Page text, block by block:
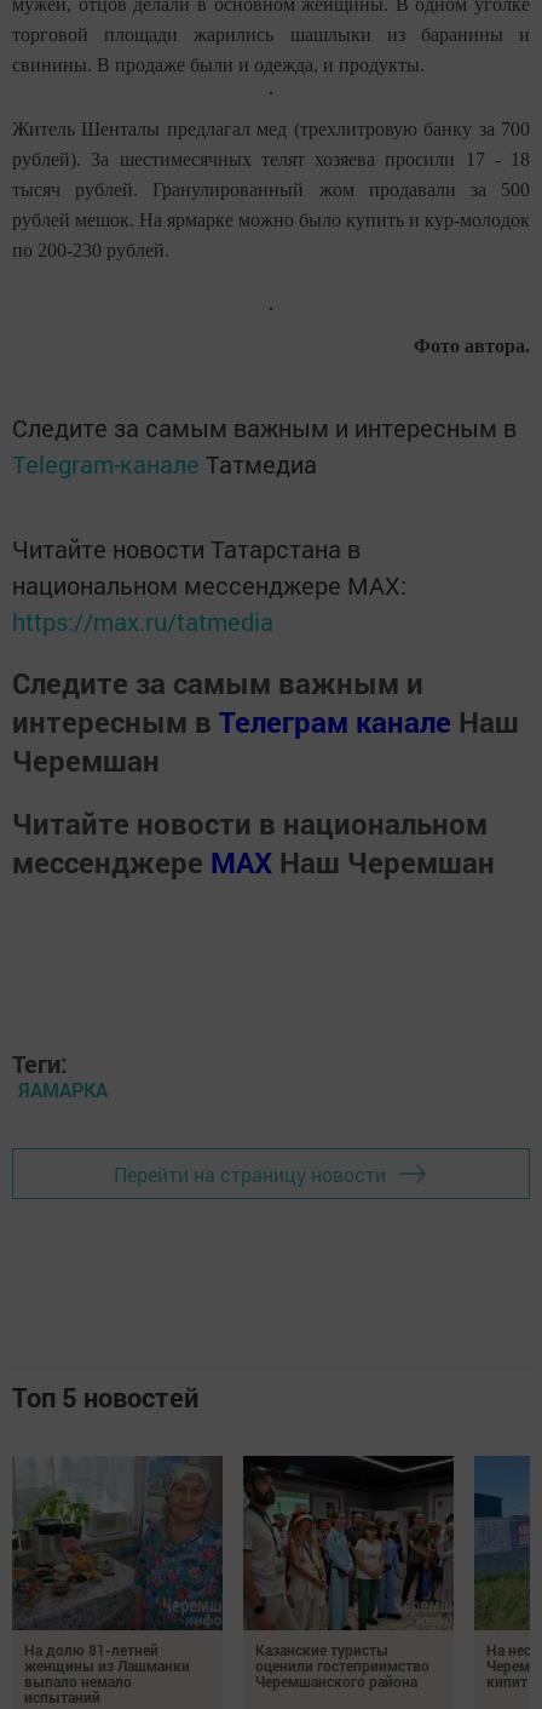
торговой площади жарились шашлыки из баранины и
свинины. В продаже были и одежда, и продукты.
Житель Шенталы предлагал мед (трехлитровую банку за 700
рублей). За шестимесячных телят хозяева просили 17 - 18
тысяч рублей. Гранулированный жом продавали за 500
рублей мешок. На ярмарке можно было купить и кур-молодок
по 200-230 рублей.
Фото автора.
Следите за самым важным и интересным в
Telegram-канале Татмедиа
Читайте новости Татарстана в
национальном мессенджере MАХ:
https://max.ru/tatmedia
Следите за самым важным и
интересным в Телеграм канале Наш
Черемшан
Читайте новости в национальном
мессенджере MАХ Наш Черемшан
Теги:
ЯАМАРКА
Перейти на страницу новости
Топ 5 новостей
На долю 81-летней
женщины из Лашманки
выпало немало
испытаний
Казанские туристы
оценили гостеприимство
Черемшанского района
На
кипит